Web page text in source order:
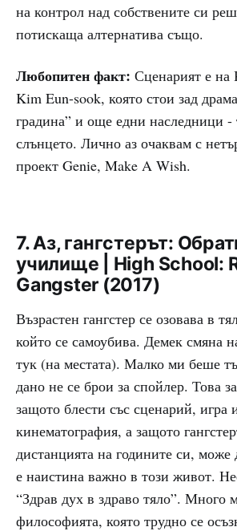
на контрол над собствените си
потискаща алтернатива също.
Любопитен факт: Сценарият е
Kim Eun-sook, която стои зад
градина” и още едни наследници -
слънцето. Лично аз очаквам с
проект Genie, Make A Wish.
7. Аз, гангстерът:
училище | High School:
Gangster (2017)
Възрастен гангстер се озовава в
който се самоубива. Демек смяна
тук (на местата). Малко ми беше
дано не се брои за спойлер. Това
защото блести със сценарий, игра
кинематография, а защото
дистанцията на годините си, може
е наистина важно в този живот.
“Здрав дух в здраво тяло”. Много
философията, която трудно се